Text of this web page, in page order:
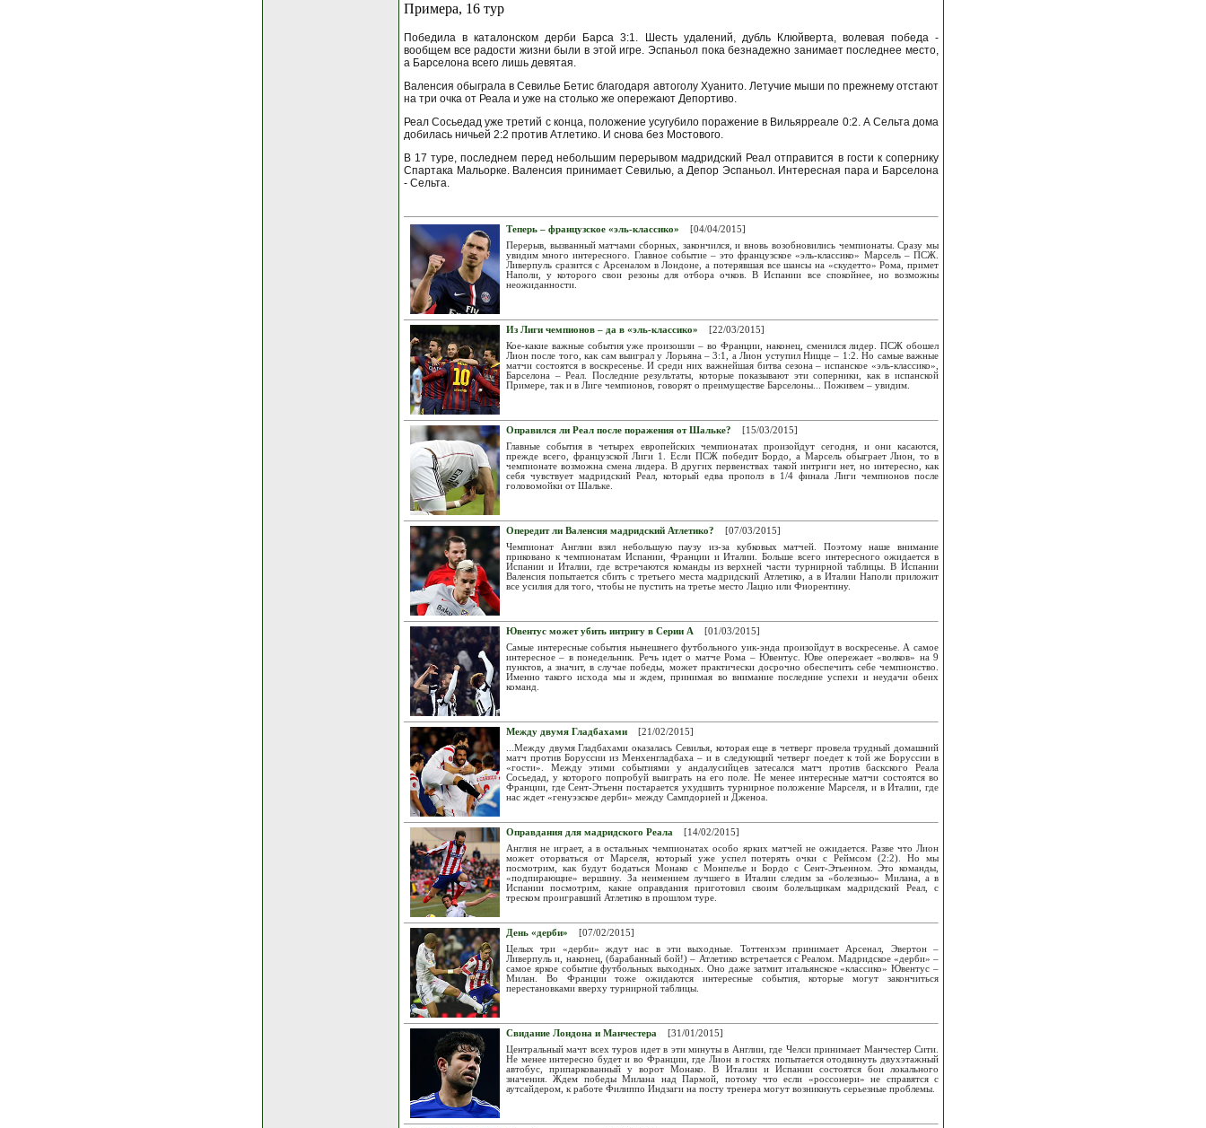
Примера, 16 тур
Победила в каталонском дерби Барса 3:1. Шесть удалений, дубль Клюйверта, волевая победа -
вообщем все радости жизни были в этой игре. Эспаньол пока безнадежно занимает последнее место,
а Барселона всего лишь девятая.
Валенсия обыграла в Севилье Бетис благодаря автоголу Хуанито. Летучие мыши по прежнему отстают
на три очка от Реала и уже на столько же опережают Депортиво.
Реал Сосьедад уже третий с конца, положение усугубило поражение в Вильярреале 0:2. А Сельта дома
добилась ничьей 2:2 против Атлетико. И снова без Мостового.
В 17 туре, последнем перед небольшим перерывом мадридский Реал отправится в гости к сопернику
Спартака Мальорке. Валенсия принимает Севилью, а Депор Эспаньол. Интересная пара и Барселона
- Сельта.
Теперь – французское «эль-классико»
[04/04/2015]
Перерыв, вызванный матчами сборных, закончился, и вновь возобновились чемпионаты. Сразу мы
увидим много интересного. Главное событие – это французское «эль-классико» Марсель – ПСЖ.
Ливерпуль сразится с Арсеналом в Лондоне, а потерявшая все шансы на «скудетто» Рома, примет
Наполи, у которого свои резоны для отбора очков. В Испании все спокойнее, но возможны
неожиданности.
Из Лиги чемпионов – да в «эль-классико»
[22/03/2015]
Кое-какие важные события уже произошли – во Франции, наконец, сменился лидер. ПСЖ обошел
Лион после того, как сам выиграл у Лорьяна – 3:1, а Лион уступил Ницце – 1:2. Но самые важные
матчи состоятся в воскресенье. И среди них важнейшая битва сезона – испанское «эль-классико»,
Барселона – Реал. Последние результаты, которые показывают эти соперники, как в испанской
Примере, так и в Лиге чемпионов, говорят о преимуществе Барселоны... Поживем – увидим.
Оправился ли Реал после поражения от Шальке?
[15/03/2015]
Главные события в четырех европейских чемпионатах произойдут сегодня, и они касаются,
прежде всего, французской Лиги 1. Если ПСЖ победит Бордо, а Марсель обыграет Лион, то в
чемпионате возможна смена лидера. В других первенствах такой интриги нет, но интересно, как
себя чувствует мадридский Реал, который едва прополз в 1/4 финала Лиги чемпионов после
головомойки от Шальке.
Опередит ли Валенсия мадридский Атлетико?
[07/03/2015]
Чемпионат Англии взял небольшую паузу из-за кубковых матчей. Поэтому наше внимание
приковано к чемпионатам Испании, Франции и Италии. Больше всего интересного ожидается в
Испании и Италии, где встречаются команды из верхней части турнирной таблицы. В Испании
Валенсия попытается сбить с третьего места мадридский Атлетико, а в Италии Наполи приложит
все усилия для того, чтобы не пустить на третье место Лацио или Фиорентину.
Ювентус может убить интригу в Серии А
[01/03/2015]
Самые интересные события нынешнего футбольного уик-энда произойдут в воскресенье. А самое
интересное – в понедельник. Речь идет о матче Рома – Ювентус. Юве опережает «волков» на 9
пунктов, а значит, в случае победы, может практически досрочно обеспечить себе чемпионство.
Именно такого исхода мы и ждем, принимая во внимание последние успехи и неудачи обеих
команд.
Между двумя Гладбахами
[21/02/2015]
...Между двумя Гладбахами оказалась Севилья, которая еще в четверг провела трудный домашний
матч против Боруссии из Менхенгладбаха – и в следующий четверг поедет к той же Боруссии в
«гости». Между этими событиями у андалусийцев затесался матч против баскского Реала
Сосьедад, у которого попробуй выиграть на его поле. Не менее интересные матчи состоятся во
Франции, где Сент-Этьенн постарается ухудшить турнирное положение Марселя, и в Италии, где
нас ждет «генуэзское дерби» между Сампдорией и Дженоа.
Оправдания для мадридского Реала
[14/02/2015]
Англия не играет, а в остальных чемпионатах особо ярких матчей не ожидается. Разве что Лион
может оторваться от Марселя, который уже успел потерять очки с Реймсом (2:2). Но мы
посмотрим, как будут бодаться Монако с Монпелье и Бордо с Сент-Этьенном. Это команды,
«подпирающие» вершину. За неимением лучшего в Италии следим за «болезнью» Милана, а в
Испании посмотрим, какие оправдания приготовил своим болельщикам мадридский Реал, с
треском проигравший Атлетико в прошлом туре.
День «дерби»
[07/02/2015]
Целых три «дерби» ждут нас в эти выходные. Тоттенхэм принимает Арсенал, Эвертон –
Ливерпуль и, наконец, (барабанный бой!) – Атлетико встречается с Реалом. Мадридское «дерби» –
самое яркое событие футбольных выходных. Оно даже затмит итальянское «классико» Ювентус –
Милан. Во Франции тоже ожидаются интересные события, которые могут закончиться
перестановками вверху турнирной таблицы.
Свидание Лондона и Манчестера
[31/01/2015]
Центральный мачт всех туров идет в эти минуты в Англии, где Челси принимает Манчестер Сити.
Не менее интересно будет и во Франции, где Лион в гостях попытается отодвинуть двухэтажный
автобус, припаркованный у ворот Монако. В Италии и Испании состоятся бои локального
значения. Ждем победы Милана над Пармой, потому что если «россонери» не справятся с
аутсайдером, к работе Филиппо Индзаги на посту тренера могут возникнуть серьезные проблемы.